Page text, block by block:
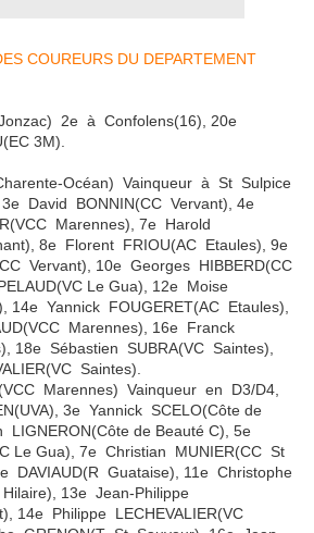
2e à Confolens(16), 20e
3M).
Océan) Vainqueur à St Sulpice
David BONNIN(CC Vervant), 4e
Marennes), 7e Harold
8e Florent FRIOU(AC Etaules), 9e
Vervant), 10e Georges HIBBERD(CC
Le Gua), 12e Moise
14e Yannick FOUGERET(AC Etaules),
Marennes), 16e Franck
18e Sébastien SUBRA(VC Saintes),
Saintes).
Marennes) Vainqueur en D3/D4,
3e Yannick SCELO(Côte de
LIGNERON(Côte de Beauté C), 5e
Le Gua), 7e Christian MUNIER(CC St
DAVIAUD(R Guataise), 11e Christophe
13e Jean-Philippe
14e Philippe LECHEVALIER(VC